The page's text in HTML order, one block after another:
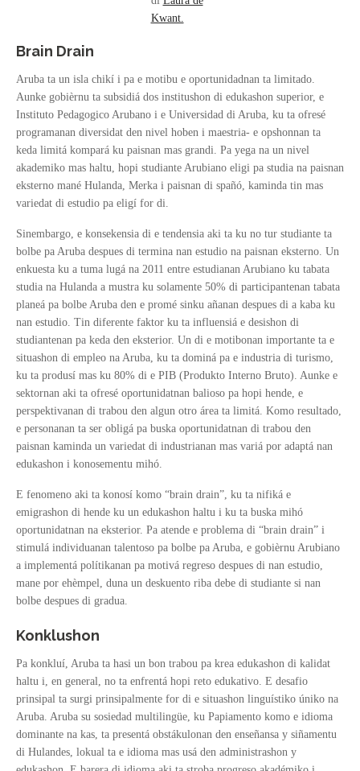
Kwant.
Brain Drain
Aruba ta un isla chikí i pa e motibu e oportunidadnan ta limitado.
Aunke gobièrnu ta subsidiá dos institushon di edukashon superior, e
Instituto Pedagogico Arubano i e Universidad di Aruba, ku ta ofresé
programanan diversidat den nivel hoben i maestria- e opshonnan ta
keda limitá kompará ku paisnan mas grandi. Pa yega na un nivel
akademiko mas haltu, hopi studiante Arubiano eligi pa studia na paisnan
eksterno mané Hulanda, Merka i paisnan di spañó, kaminda tin mas
variedat di estudio pa eligí for di.
Sinembargo, e konsekensia di e tendensia aki ta ku no tur studiante ta
bolbe pa Aruba despues di termina nan estudio na paisnan eksterno. Un
enkuesta ku a tuma lugá na 2011 entre estudianan Arubiano ku tabata
studia na Hulanda a mustra ku solamente 50% di participantenan tabata
planeá pa bolbe Aruba den e promé sinku añanan despues di a kaba ku
nan estudio. Tin diferente faktor ku ta influensiá e desishon di
studiantenan pa keda den eksterior. Un di e motibonan importante ta e
situashon di empleo na Aruba, ku ta dominá pa e industria di turismo,
ku ta produsí mas ku 80% di e PIB (Produkto Interno Bruto). Aunke e
sektornan aki ta ofresé oportunidatnan balioso pa hopi hende, e
perspektivanan di trabou den algun otro área ta limitá. Komo resultado,
e personanan ta ser obligá pa buska oportunidatnan di trabou den
paisnan kaminda un variedat di industrianan mas variá por adaptá nan
edukashon i konosementu mihó.
E fenomeno aki ta konosí komo “brain drain”, ku ta nifiká e
emigrashon di hende ku un edukashon haltu i ku ta buska mihó
oportunidatnan na eksterior. Pa atende e problema di “brain drain” i
stimulá individuanan talentoso pa bolbe pa Aruba, e gobièrnu Arubiano
a implementá polítikanan pa motivá regreso despues di nan estudio,
mane por ehèmpel, duna un deskuento riba debe di studiante si nan
bolbe despues di gradua.
Konklushon
Pa konkluí, Aruba ta hasi un bon trabou pa krea edukashon di kalidat
haltu i, en general, no ta enfrentá hopi reto edukativo. E desafio
prinsipal ta surgi prinsipalmente for di e situashon linguístiko úniko na
Aruba. Aruba su sosiedad multilingüe, ku Papiamento komo e idioma
dominante na kas, ta presentá obstákulonan den enseñansa y siñamentu
di Hulandes, lokual ta e idioma mas usá den administrashon y